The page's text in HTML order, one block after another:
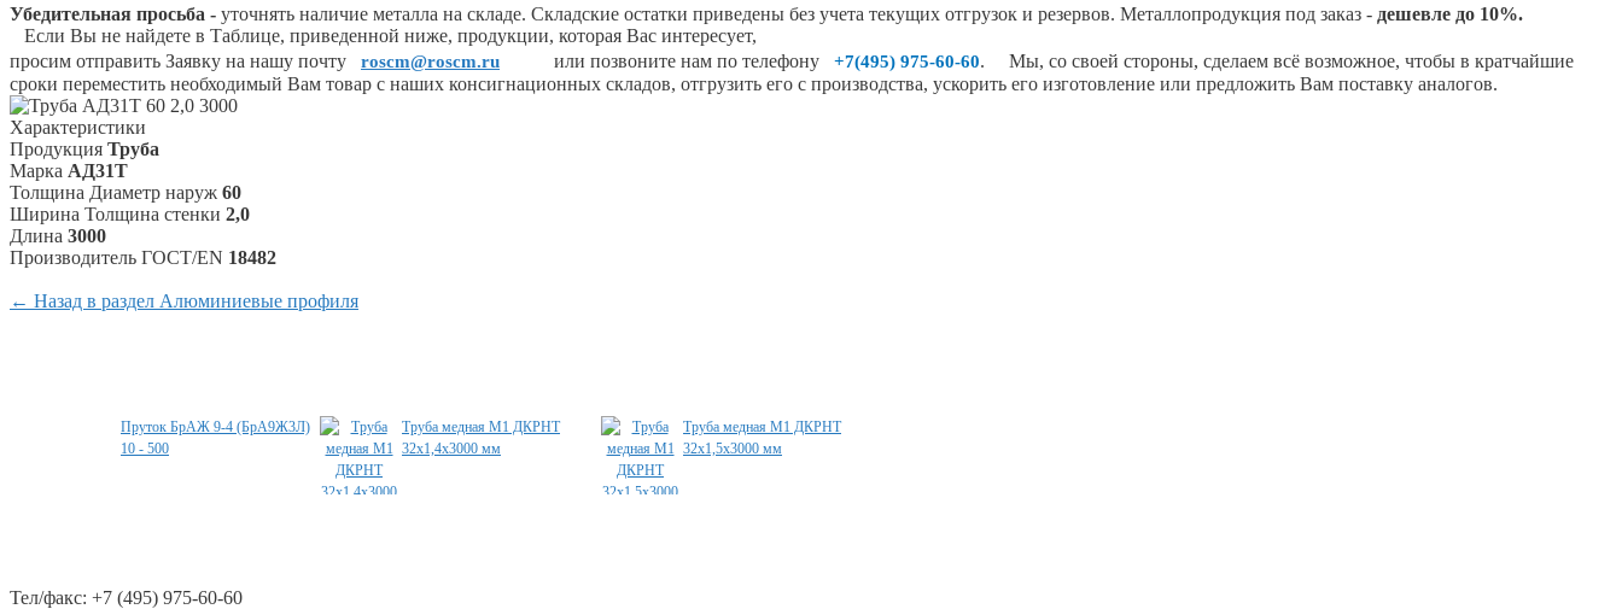
Убедительная просьба - уточнять наличие металла на складе. Складские остатки приведены без учета текущих отгрузок и резервов. Металлопродукция под заказ - дешевле до 10%.
Если Вы не найдете в Таблице, приведенной ниже, продукции, которая Вас интересует,
просим отправить Заявку на нашу почту
roscm@roscm.ru или позвоните нам по телефону +7(495) 975-60-60. Мы, со своей стороны, сделаем всё возможное, чтобы в кратчайшие
сроки переместить необходимый Вам товар с наших консигнационных складов, отгрузить его с производства, ускорить его изготовление или предложить Вам поставку аналогов.
Характеристики
Продукция Труба
Марка АД31Т
Толщина Диаметр наруж 60
Ширина Толщина стенки 2,0
Длина 3000
Произво­дитель ГОСТ/EN 18482
← Назад в раздел Алюминиевые профиля
Пруток БрАЖ 9-4 (БрА9Ж3Л)
10 - 500
Труба медная М1 ДКРНТ
32х1,4х3000 мм
Труба медная М1 ДКРНТ
32х1,5х3000 мм
Тел/факс: +7 (495) 975-60-60